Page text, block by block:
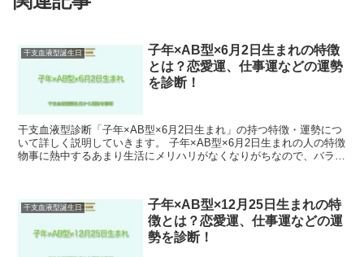
干支血液型誕生日
子年×AB型×6月2日生まれの特徴
とは？恋愛運、仕事運などの運勢
を診断！
干支血液型診断「子年×AB型×6月2日生まれ」の持つ特徴・運勢につ
いて詳しく説明していきます。 子年×AB型×6月2日生まれの人の特徴
物事に熱中するあまり生活にメリハリがなくなりがちなので、バラン
干支血液型誕生日
子年×AB型×12月25日生まれの特
徴とは？恋愛運、仕事運などの運
勢を診断！